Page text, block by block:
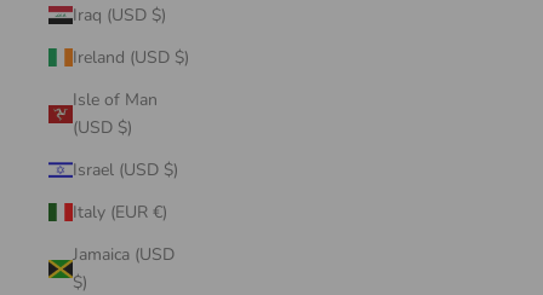
Iraq (USD $)
Ireland (USD $)
Isle of Man
(USD $)
Israel (USD $)
Italy (EUR €)
Jamaica (USD
$)